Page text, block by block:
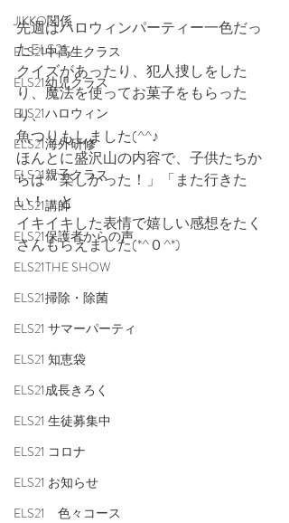
JIKKO関係
ELS21中高生クラス
ELS21幼児クラス
ELS21ハロウィン
ELS21海外研修
ELS21親子クラス
ELS21講師
ELS21保護者からの声
ELS21THE SHOW
ELS21掃除・除菌
ELS21 サマーパーティ
ELS21 知恵袋
ELS21成長きろく
ELS21 生徒募集中
ELS21 コロナ
ELS21 お知らせ
ELS21 色々コース
先週はハロウィンパーティー一色だっ
たELS21。
クイズがあったり、犯人捜しをした
り、魔法を使ってお菓子をもらった
り、
魚つりもしました(^^♪
ほんとに盛沢山の内容で、子供たちか
らは「楽しかった！」「また行きた
い！」と
イキイキした表情で嬉しい感想をたく
さんもらえました(*^０^*)